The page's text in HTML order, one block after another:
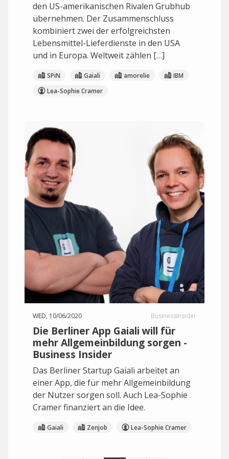
den US-amerikanischen Rivalen Grubhub
übernehmen. Der Zusammenschluss
kombiniert zwei der erfolgreichsten
Lebensmittel-Lieferdienste in den USA
und in Europa. Weltweit zählen […]
SPiN Gaiali amorelie
IBM
Lea-Sophie Cramer
WED, 10/06/2020 BusinessInsider
Die Berliner App Gaiali will für
mehr Allgemeinbildung sorgen -
Business Insider
Das Berliner Startup Gaiali arbeitet an
einer App, die für mehr Allgemeinbildung
der Nutzer sorgen soll. Auch Lea-Sophie
Cramer finanziert an die Idee.
Gaiali Zenjob Lea-Sophie Cramer